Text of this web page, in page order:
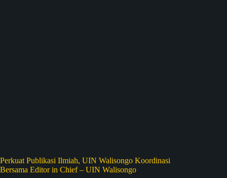
Perkuat Publikasi Ilmiah, UIN Walisongo Koordinasi
Bersama Editor in Chief – UIN Walisongo